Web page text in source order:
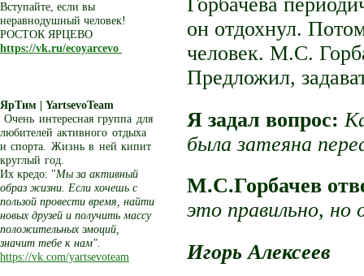
он отдохнул.
человек. М.С.
Предложил,
Я задал вопрос:
была затеяна
М.С.Горбачев
это правильно,
Игорь Алексеев
Вступайте, если вы
неравнодушный человек!
РОСТОК ЯРЦЕВО
https://vk.ru/ecoyarcevo
ЯрТим | YartsevoTeam
Очень интересная группа для
любителей активного отдыха
и спорта. Жизнь в ней кипит
круглый год.
Их кредо: "Мы за активный
образ жизни. Если хочешь с
пользой провести время, найти
новых друзей и получить массу
положительных эмоций,
значит тебе к нам".
https://vk.com/yartsevoteam